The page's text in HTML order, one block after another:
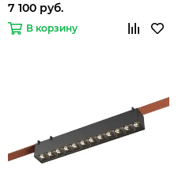
7 100 руб.
В корзину